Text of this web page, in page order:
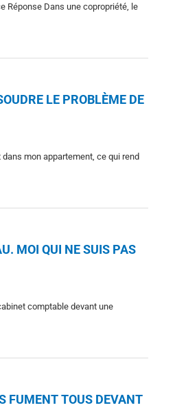
Réponse Dans une copropriété, le
LE PROBLÈME DE
mon appartement, ce qui rend
MOI QUI NE SUIS PAS
comptable devant une
FUMENT TOUS DEVANT